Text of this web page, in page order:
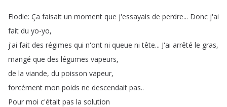
Elodie: Ça faisait un moment que j'essayais de perdre... Donc j'ai
fait du yo-yo,
j'ai fait des régimes qui n'ont ni queue ni tête... J'ai arrêté le gras,
mangé que des légumes vapeurs,
de la viande, du poisson vapeur,
forcément mon poids ne descendait pas..
Pour moi c'était pas la solution